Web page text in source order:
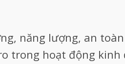
năng lượng, an
trong hoạt động kinh